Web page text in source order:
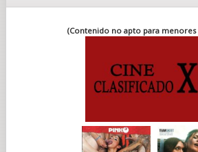
(Contenido no apto para menores